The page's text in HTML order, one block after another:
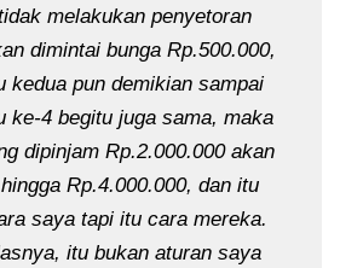
melakukan penyetoran
dimintai bunga Rp.500.000,
kedua pun demikian sampai
ke-4 begitu juga sama, maka
dipinjam Rp.2.000.000 akan
Rp.4.000.000, dan itu
saya tapi itu cara mereka.
itu bukan aturan saya